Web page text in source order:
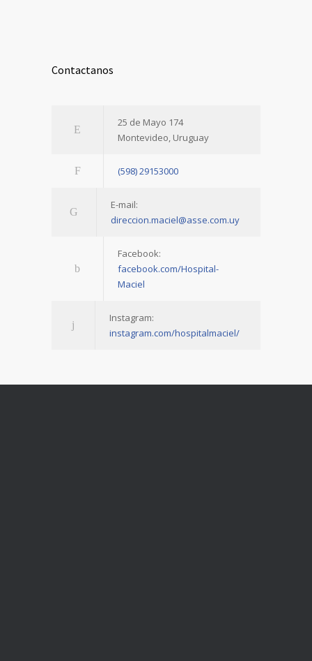
Contactanos
25 de Mayo 174
Montevideo, Uruguay
(598) 29153000
E-mail:
direccion.maciel@asse.com.uy
Facebook:
facebook.com/Hospital-
Maciel
Instagram:
instagram.com/hospitalmaciel/